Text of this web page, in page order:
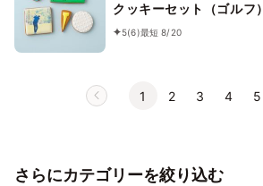
クッキーセット（ゴルフ）
5(6)最短 8/20
1 2 3 4 5
さらにカテゴリーを絞り込む